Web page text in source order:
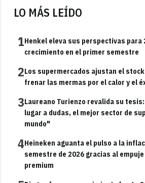
LO MÁS LEÍDO
1Henkel eleva sus perspectivas para
crecimiento en el primer semestre
2Los supermercados ajustan el
frenar las mermas por el calor y el
3Laureano Turienzo revalida su
lugar a dudas, el mejor sector de
mundo"
4Heineken aguanta el pulso a la
semestre de 2026 gracias al
premium